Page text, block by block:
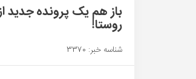
باز هم یک پرونده جدید
روستا!
شناسه خبر: 3370